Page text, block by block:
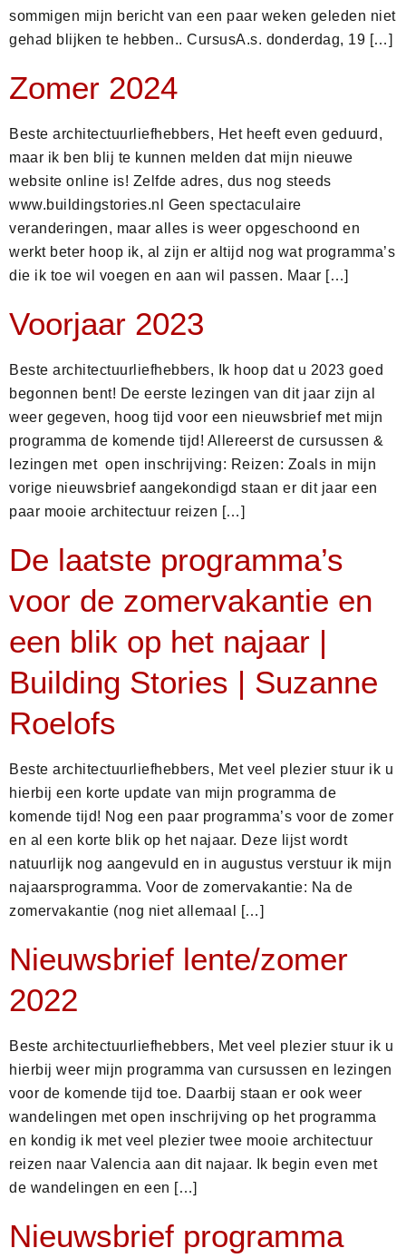
sommigen mijn bericht van een paar weken geleden niet
gehad blijken te hebben.. CursusA.s. donderdag, 19 […]
Zomer 2024
Beste architectuurliefhebbers, Het heeft even geduurd,
maar ik ben blij te kunnen melden dat mijn nieuwe
website online is! Zelfde adres, dus nog steeds
www.buildingstories.nl Geen spectaculaire
veranderingen, maar alles is weer opgeschoond en
werkt beter hoop ik, al zijn er altijd nog wat programma’s
die ik toe wil voegen en aan wil passen. Maar […]
Voorjaar 2023
Beste architectuurliefhebbers, Ik hoop dat u 2023 goed
begonnen bent! De eerste lezingen van dit jaar zijn al
weer gegeven, hoog tijd voor een nieuwsbrief met mijn
programma de komende tijd! Allereerst de cursussen &
lezingen met open inschrijving: Reizen: Zoals in mijn
vorige nieuwsbrief aangekondigd staan er dit jaar een
paar mooie architectuur reizen […]
De laatste programma’s
voor de zomervakantie en
een blik op het najaar |
Building Stories | Suzanne
Roelofs
Beste architectuurliefhebbers, Met veel plezier stuur ik u
hierbij een korte update van mijn programma de
komende tijd! Nog een paar programma’s voor de zomer
en al een korte blik op het najaar. Deze lijst wordt
natuurlijk nog aangevuld en in augustus verstuur ik mijn
najaarsprogramma. Voor de zomervakantie: Na de
zomervakantie (nog niet allemaal […]
Nieuwsbrief lente/zomer
2022
Beste architectuurliefhebbers, Met veel plezier stuur ik u
hierbij weer mijn programma van cursussen en lezingen
voor de komende tijd toe. Daarbij staan er ook weer
wandelingen met open inschrijving op het programma
en kondig ik met veel plezier twee mooie architectuur
reizen naar Valencia aan dit najaar. Ik begin even met
de wandelingen en een […]
Nieuwsbrief programma